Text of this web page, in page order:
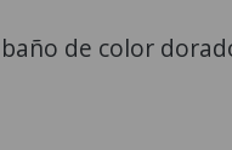
de color